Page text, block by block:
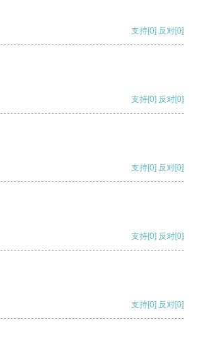
支持[0] 反对[0]
支持[0] 反对[0]
支持[0] 反对[0]
支持[0] 反对[0]
支持[0] 反对[0]